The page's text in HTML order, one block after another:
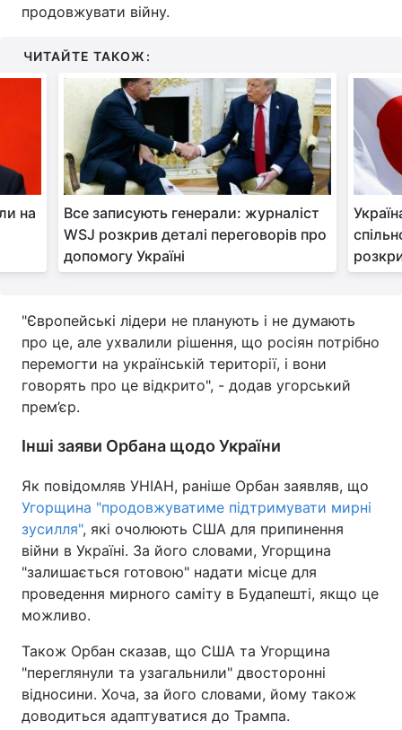
продовжувати війну.
ЧИТАЙТЕ ТАКОЖ:
на
Все записують генерали: журналіст
WSJ розкрив деталі переговорів про
допомогу Україні
"Європейські лідери не планують і не думають
про це, але ухвалили рішення, що росіян потрібно
перемогти на українській території, і вони
говорять про це відкрито", - додав угорський
прем’єр.
Інші заяви Орбана щодо України
Як повідомляв УНІАН, раніше Орбан заявляв, що
Угорщина "продовжуватиме підтримувати мирні
зусилля", які очолюють США для припинення
війни в Україні. За його словами, Угорщина
"залишається готовою" надати місце для
проведення мирного саміту в Будапешті, якщо це
можливо.
Також Орбан сказав, що США та Угорщина
"переглянули та узагальнили" двосторонні
відносини. Хоча, за його словами, йому також
доводиться адаптуватися до Трампа.